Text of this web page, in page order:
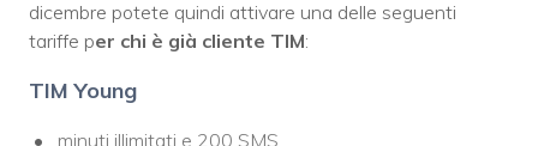
dicembre potete quindi attivare una delle seguenti
tariffe per chi è già cliente TIM:
TIM Young
minuti illimitati e 200 SMS